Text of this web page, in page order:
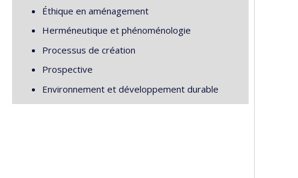
Éthique en aménagement
Herméneutique et phénoménologie
Processus de création
Prospective
Environnement et développement durable